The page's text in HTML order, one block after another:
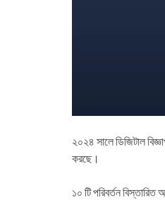
২০২৪ সালে ডিজিটাল
করছে।
১০ টি পরিবর্তন